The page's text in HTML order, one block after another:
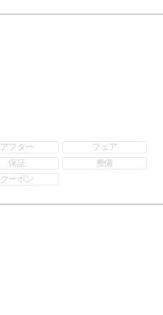
アフター
フェア
保証
整備
クーポン